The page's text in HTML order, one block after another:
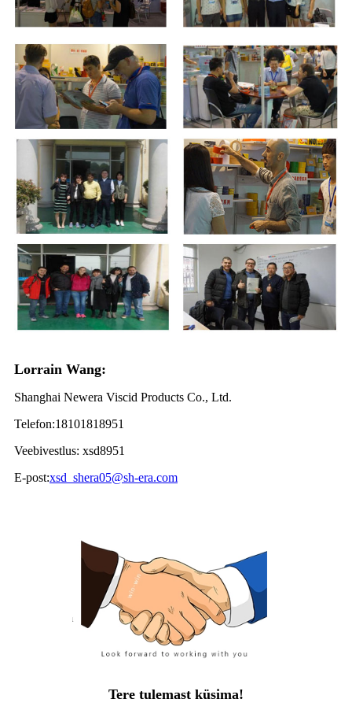
Lorrain Wang:
Shanghai Newera Viscid Products Co., Ltd.
Telefon:18101818951
Veebivestlus: xsd8951
E-post:xsd_shera05@sh-era.com
Tere tulemast küsima!